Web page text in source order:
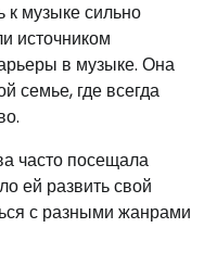
музыке сильно
источником
в музыке. Она
семье, где всегда
часто посещала
ей развить свой
с разными жанрами